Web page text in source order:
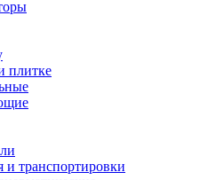
плитке
транспортировки